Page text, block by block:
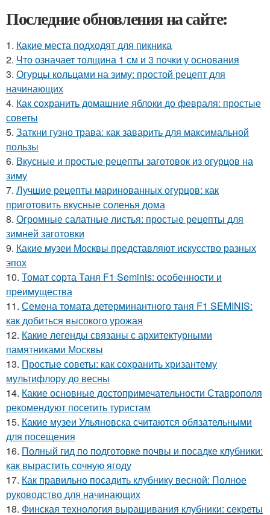
Последние обновления на сайте:
1. Какие места подходят для пикника
2. Что означает толщина 1 см и 3 почки у основания
3. Огурцы кольцами на зиму: простой рецепт для
начинающих
4. Как сохранить домашние яблоки до февраля: простые
советы
5. Заткни гузно трава: как заварить для максимальной
пользы
6. Вкусные и простые рецепты заготовок из огурцов на
зиму
7. Лучшие рецепты маринованных огурцов: как
приготовить вкусные соленья дома
8. Огромные салатные листья: простые рецепты для
зимней заготовки
9. Какие музеи Москвы представляют искусство разных
эпох
10. Томат сорта Таня F1 Seminis: особенности и
преимущества
11. Семена томата детерминантного таня F1 SEMINIS:
как добиться высокого урожая
12. Какие легенды связаны с архитектурными
памятниками Москвы
13. Простые советы: как сохранить хризантему
мультифлору до весны
14. Какие основные достопримечательности Ставрополя
рекомендуют посетить туристам
15. Какие музеи Ульяновска считаются обязательными
для посещения
16. Полный гид по подготовке почвы и посадке клубники:
как вырастить сочную ягоду
17. Как правильно посадить клубнику весной: Полное
руководство для начинающих
18. Финская технология выращивания клубники: секреты